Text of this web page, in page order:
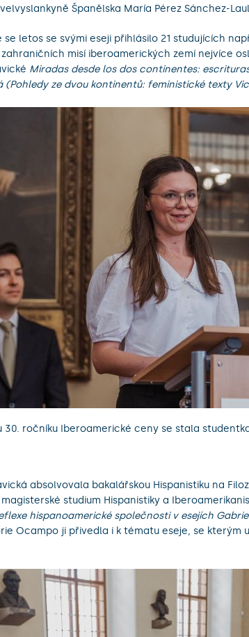
Španělska María Pérez Sánchez-
se letos se svými eseji přihlásilo 21 studujících
misí iberoamerických zemí nejvíce
Miradas desde los dos continentes:
(Pohledy ze dvou kontinentů: feministické texty
30. ročníku Iberoamerické ceny se stala
absolvovala bakalářskou Hispanistiku na
studium Hispanistiky a
hispanoamerické společnosti v esejích
Ocampo ji přivedla i k tématu eseje, se kterým